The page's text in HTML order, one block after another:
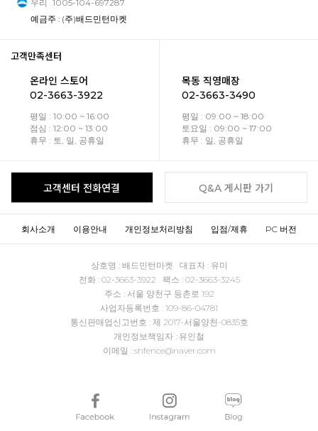
우리 1005-104-697287
예금주 : (주)배드민턴마켓
고객만족센터
온라인 스토어
02-3663-3922
평일 : 10:00 ~ 16:00
점심 : 12:00 ~ 13:00
휴무 : 토, 일, 공휴일
목동 직영매장
02-3663-3490
평일 : 09:00 ~ 18:00
토요일 : 09:00 ~ 17:00
휴무 : 일, 공휴일
고객센터 전화연결 Q&A 게시판 가기
회사소개 이용안내 개인정보처리방침 입점/제휴 PC 버전
상호명 : 배드민턴마켓 대표자 : 유미
전화 : 02-3663-3922 팩스 : 02-3663-3245
주소 : 서울 양천구 등촌로 192
사업자등록번호 : 109-86-04781
통신판매업신고번호 : 제 2017-서울양천-0835호
개인정보책임자 : 유인철
이메일 : shfence@naver.com